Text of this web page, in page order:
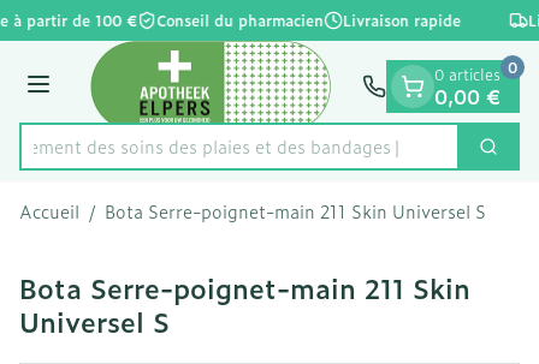
Aller au contenu
1 de 1
à partir de 100 € Conseil du pharmacien Livraison rapide
Menu
Rechercherdes soins des plaies et des bandages
0 articles
0,00 €
0
Accueil / Bota Serre-poignet-main 211 Skin Universel S
Bota Serre-poignet-main 211 Skin
Universel S